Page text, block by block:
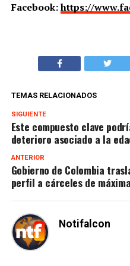
Facebook:https://
TEMAS RELACIONADOS
SIGUIENTE
Este compuesto clave
deterioro asociado a la
ANTERIOR
Gobierno de Colombia
perfil a cárceles de
Notifalcon